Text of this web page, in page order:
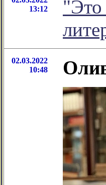
13:12
"Это
02.03.2022
10:48